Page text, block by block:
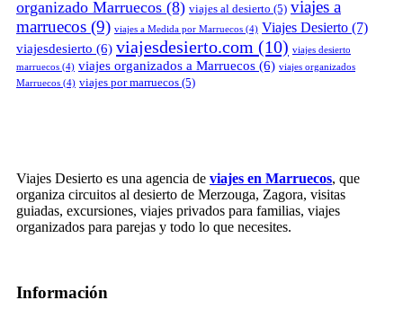
organizado Marruecos (8) viajes al desierto (5) viajes a
marruecos (9) viajes a Medida por Marruecos (4) Viajes Desierto (7)
viajesdesierto (6) viajesdesierto.com (10) viajes desierto
marruecos (4) viajes organizados a Marruecos (6) viajes organizados
Marruecos (4) viajes por marruecos (5)
Viajes Desierto es una agencia de viajes en Marruecos, que
organiza circuitos al desierto de Merzouga, Zagora, visitas
guiadas, excursiones, viajes privados para familias, viajes
organizados para parejas y todo lo que necesites.
Información